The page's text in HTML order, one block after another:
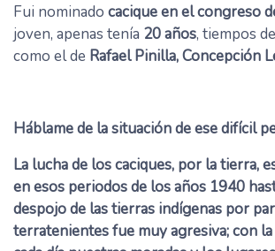
Fui nominado cacique en el congreso
joven, apenas tenía 20 años, tiempos
como el de Rafael Pinilla, Concepción
Háblame de la situación de ese difícil
La lucha de los caciques, por la tierra,
en esos periodos de los años 1940
despojo de las tierras indígenas por
terratenientes fue muy agresiva; con